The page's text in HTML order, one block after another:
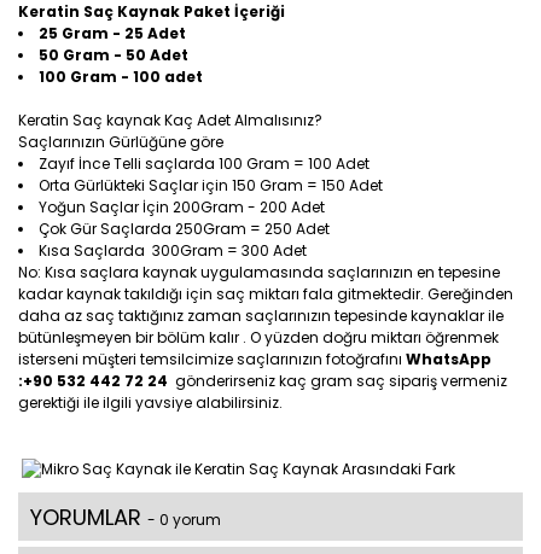
Keratin Saç Kaynak Paket İçeriği
25 Gram - 25 Adet
50 Gram - 50 Adet
100 Gram - 100 adet
Keratin Saç kaynak Kaç Adet Almalısınız?
Saçlarınızın Gürlüğüne göre
Zayıf İnce Telli saçlarda 100 Gram = 100 Adet
Orta Gürlükteki Saçlar için 150 Gram = 150 Adet
Yoğun Saçlar İçin 200Gram - 200 Adet
Çok Gür Saçlarda 250Gram = 250 Adet
Kısa Saçlarda 300Gram = 300 Adet
No: Kısa saçlara kaynak uygulamasında saçlarınızın en tepesine
kadar kaynak takıldığı için saç miktarı fala gitmektedir. Gereğinden
daha az saç taktığınız zaman saçlarınızın tepesinde kaynaklar ile
bütünleşmeyen bir bölüm kalır . O yüzden doğru miktarı öğrenmek
isterseni müşteri temsilcimize saçlarınızın fotoğrafını WhatsApp
:+90 532 442 72 24 gönderirseniz kaç gram saç sipariş vermeniz
gerektiği ile ilgili yavsiye alabilirsiniz.
YORUMLAR - 0 yorum